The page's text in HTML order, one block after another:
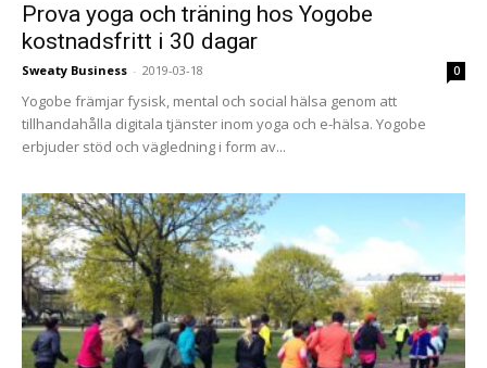
Prova yoga och träning hos Yogobe
kostnadsfritt i 30 dagar
Sweaty Business - 2019-03-18 0
Yogobe främjar fysisk, mental och social hälsa genom att
tillhandahålla digitala tjänster inom yoga och e-hälsa. Yogobe
erbjuder stöd och vägledning i form av...